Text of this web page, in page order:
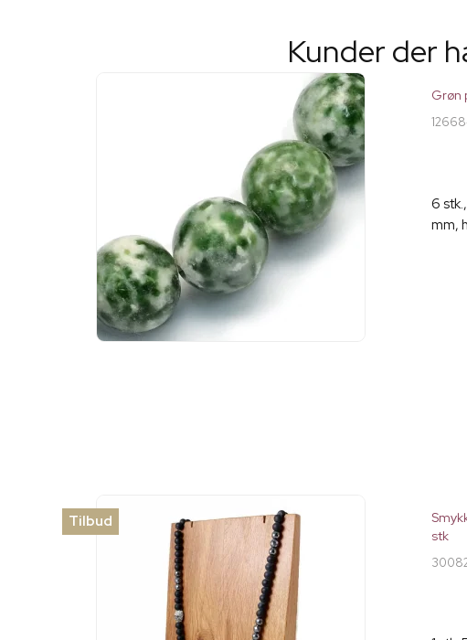
Kunder der
Grøn
6
mm,
Tilbud
stk